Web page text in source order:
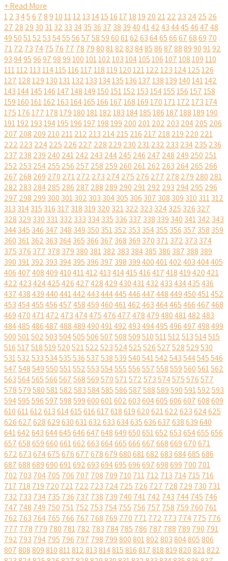
+ Read More
12 3456 78910111213141516171819 20 2122 23 2425 26
27 28 29 30 3132 33 3435 36 37 38 39404142434445464748
495051525354555657585960616263646566676869 70
7172 73 7475 76 77 78 7980818283848586878889909192
93949596979899100101102103104105106107108109110
111112113114115116117118119120121122123124125126
127128129130131132133134135136137138139140141142
143144145146147148149150151152153154155156157158
159160161162163164165166167168169170171172173174
175176177178179180181182183184185186187188189190
191192193194195196197198199 200 201202 203 204205 206
207 208 209 210 211212 213 214215 216 217 218 219 220 221
222 223 224225 226 227 228 229 230 231232 233 234235 236
237 238 239 240 241242 243 244245 246 247 248 249 250 251
252 253 254255 256 257 258 259 260 261262 263 264265 266
267 268 269 270 271272 273 274275 276 277 278 279 280 281
282 283 284285 286 287 288 289 290 291292 293 294295 296
297 298 299 300 301302 303 304305 306 307 308 309 310 311312
313 314315 316 317 318 319 320 321322 323 324325 326 327
328 329 330 331332 333 334335 336 337 338 339 340 341342 343
344345 346 347 348 349 350 351352 353 354355 356 357 358 359
360 361362 363 364365 366 367 368 369 370 371372 373 374
375 376 377 378 379 380 381382 383 384385 386 387 388 389
390 391392 393 394395 396 397 398 399400401402403404405
406407408409410411412413414415416417418419420421
422423424425426427428429430431432433434435436
437438439440441442443444445446447448449450451452
453454455456457458459460461462463464465466467468
469470471472473474475476477478479480481482483
484485486487488489490491492493494495496497498499
500501502503504505506507508509510511512513514515
516517518519520521522523524525526527528529530
531532533534535536537538539540541542543544545546
547548549550551552553554555556557558559560561562
563564565566567568569570571572573574575576577
578579580581582583584585586587588589590591592593
594595596597598599600601602603604605606607608609
610611612613614615616617618619620621622623624625
626627628629630631632633634635636637638639640
641642643644645646647648649650651652653654655656
657658659660661662663664665666667668669670671
672673674675676677678679680681682683684685686
687688689690691692693694695696697698699 700 701
702 703 704705 706 707 708 709 710 711712 713 714715 716
717 718 719 720 721722 723 724725 726 727 728 729 730 731
732 733 734735 736 737 738 739 740 741742 743 744745 746
747 748 749 750 751752 753 754755 756 757 758 759 760 761
762 763 764765 766 767 768 769 770 771772 773 774775 776
777 778 779 780 781782 783 784785 786 787 788 789 790 791
792 793 794795 796 797 798 799800801802803804805806
807808809810811812813814815816817818819820821822